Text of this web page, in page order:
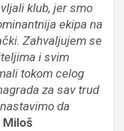
klub, jer smo
ekipa na
Zahvaljujem se
i svim
tokom celog
za sav trud
da
Miloš